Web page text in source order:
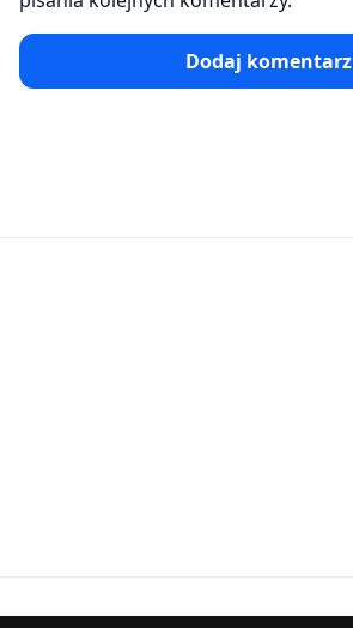
Dodaj komentarz